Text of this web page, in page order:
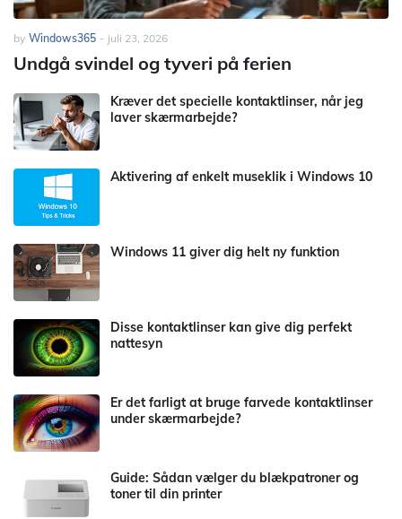
by Windows365 - juli 23, 2026
Undgå svindel og tyveri på ferien
Kræver det specielle kontaktlinser, når jeg
laver skærmarbejde?
Aktivering af enkelt museklik i Windows 10
Windows 11 giver dig helt ny funktion
Disse kontaktlinser kan give dig perfekt
nattesyn
Er det farligt at bruge farvede kontaktlinser
under skærmarbejde?
Guide: Sådan vælger du blækpatroner og
toner til din printer